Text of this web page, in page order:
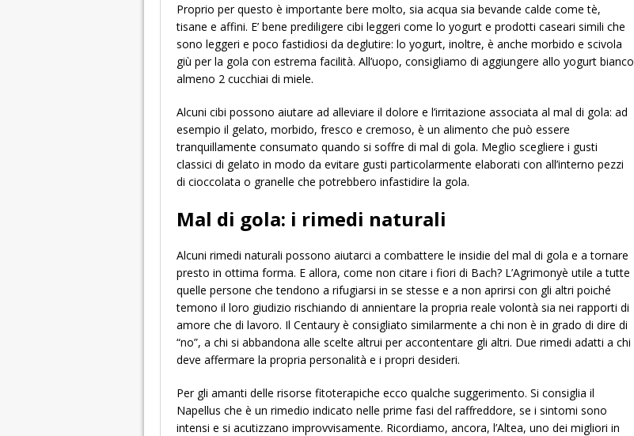
Proprio per questo è importante bere molto, sia acqua sia bevande calde come tè,
tisane e affini. E’ bene prediligere cibi leggeri come lo yogurt e prodotti caseari simili che
sono leggeri e poco fastidiosi da deglutire: lo yogurt, inoltre, è anche morbido e scivola
giù per la gola con estrema facilità. All’uopo, consigliamo di aggiungere allo yogurt bianco
almeno 2 cucchiai di miele.
Alcuni cibi possono aiutare ad alleviare il dolore e l’irritazione associata al mal di gola: ad
esempio il gelato, morbido, fresco e cremoso, è un alimento che può essere
tranquillamente consumato quando si soffre di mal di gola. Meglio scegliere i gusti
classici di gelato in modo da evitare gusti particolarmente elaborati con all’interno pezzi
di cioccolata o granelle che potrebbero infastidire la gola.
Mal di gola: i rimedi naturali
Alcuni rimedi naturali possono aiutarci a combattere le insidie del mal di gola e a tornare
presto in ottima forma. E allora, come non citare i fiori di Bach? L’Agrimonyè utile a tutte
quelle persone che tendono a rifugiarsi in se stesse e a non aprirsi con gli altri poiché
temono il loro giudizio rischiando di annientare la propria reale volontà sia nei rapporti di
amore che di lavoro. Il Centaury è consigliato similarmente a chi non è in grado di dire di
“no”, a chi si abbandona alle scelte altrui per accontentare gli altri. Due rimedi adatti a chi
deve affermare la propria personalità e i propri desideri.
Per gli amanti delle risorse fitoterapiche ecco qualche suggerimento. Si consiglia il
Napellus che è un rimedio indicato nelle prime fasi del raffreddore, se i sintomi sono
intensi e si acutizzano improvvisamente. Ricordiamo, ancora, l’Altea, uno dei migliori in